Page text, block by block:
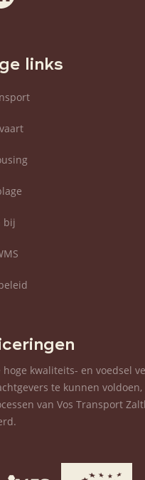
links
bij
hoge kwaliteits- en voedsel
te kunnen
van Vos Transport